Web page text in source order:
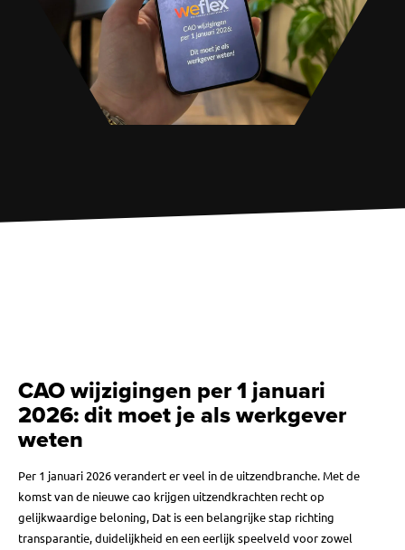
CAO wijzigingen per 1 januari
2026: dit moet je als werkgever
weten
Per 1 januari 2026 verandert er veel in de uitzendbranche. Met de
komst van de nieuwe cao krijgen uitzendkrachten recht op
gelijkwaardige beloning, Dat is een belangrijke stap richting
transparantie, duidelijkheid en een eerlijk speelveld voor zowel